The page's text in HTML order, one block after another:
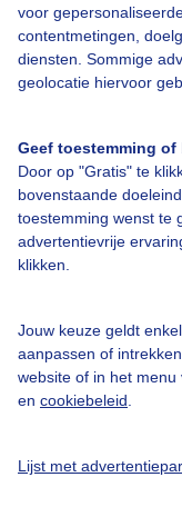
voor
contentmetingen,
diensten. Sommige
geolocatie hiervoor
Geef toestemming
Door op "Gratis" te
bovenstaande
toestemming wenst te
advertentievrije
klikken.
Jouw keuze geldt
aanpassen of
website of in het
en cookiebeleid
Lijst met
Adverteren
Buienradar Team
Cookie beleid
Privacy
Gratis weerdata
@BuienradarNL
Buienradar